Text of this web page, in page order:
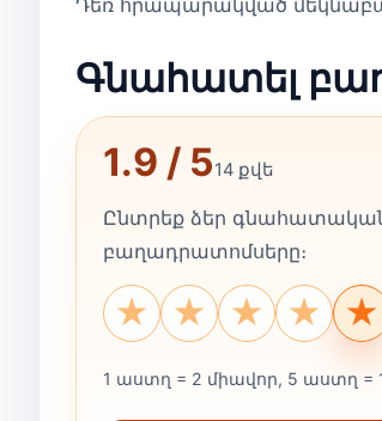
Դեռ հրապարակված
Գնահատել
1.9 / 514 քվե
Ընտրեք ձեր
բաղադրատոմսերը։
★
★
★
★
★
1 աստղ = 2 միավոր, 5 աստղ =